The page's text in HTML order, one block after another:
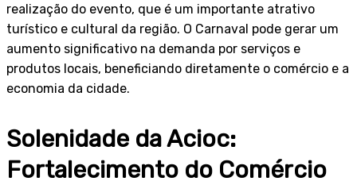
realização do evento, que é um importante atrativo
turístico e cultural da região. O Carnaval pode gerar um
aumento significativo na demanda por serviços e
produtos locais, beneficiando diretamente o comércio e a
economia da cidade.
Solenidade da Acioc:
Fortalecimento do Comércio